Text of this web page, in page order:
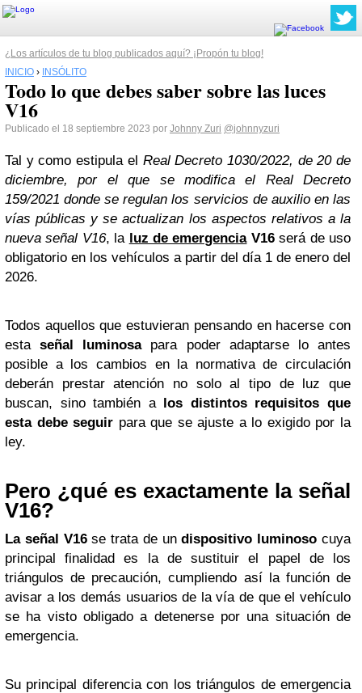
¿Los artículos de tu blog publicados aquí? ¡Propón tu blog!
INICIO › INSÓLITO
Todo lo que debes saber sobre las luces
V16
Publicado el 18 septiembre 2023 por Johnny Zuri @johnnyzuri
Tal y como estipula el Real Decreto 1030/2022, de 20 de
diciembre, por el que se modifica el Real Decreto
159/2021 donde se regulan los servicios de auxilio en las
vías públicas y se actualizan los aspectos relativos a la
nueva señal V16, la luz de emergenciaV16será de uso
obligatorio en los vehículos a partir del día 1 de enero del
2026.
Todos aquellos que estuvieran pensando en hacerse con
estaseñal luminosapara poder adaptarse lo antes
posible a los cambios en la normativa de circulación
deberán prestar atención no solo al tipo de luz que
buscan, sino también a los distintos requisitos que
esta debe seguir para que se ajuste a lo exigido por la
ley.
Pero ¿qué es exactamente la señal
V16?
La señal V16se trata de undispositivo luminoso cuya
principal finalidad es la de sustituir el papel de los
triángulos de precaución, cumpliendo así la función de
avisar a los demás usuarios de la vía de que el vehículo
se ha visto obligado a detenerse por una situación de
emergencia.
Su principal diferencia con los triángulos de emergencia